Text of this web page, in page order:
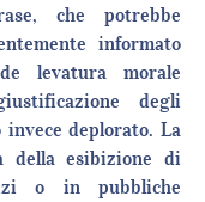
che potrebbe
informato
levatura morale
degli
deplorato. La
della esibizione di
o in pubbliche